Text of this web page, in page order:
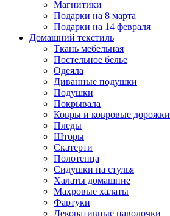
Магнитики
Подарки на 8 марта
Подарки на 14 февраля
Домашний текстиль
Ткань мебельная
Постельное белье
Одеяла
Диванные подушки
Подушки
Покрывала
Ковры и ковровые дорожки
Пледы
Шторы
Скатерти
Полотенца
Сидушки на стулья
Халаты домашние
Махровые халаты
Фартуки
Декоративные наволочки